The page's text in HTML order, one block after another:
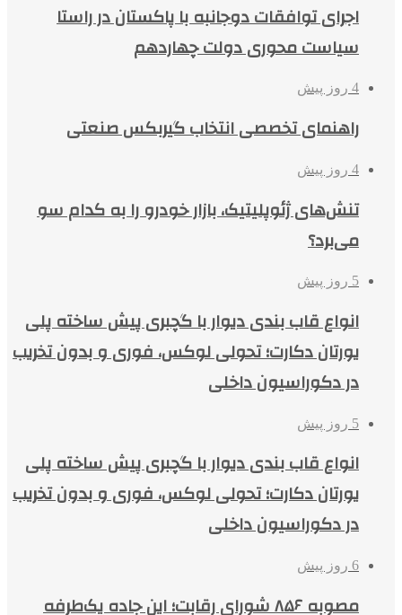
اجرای توافقات دوجانبه با پاکستان در راستا
سیاست محوری دولت چهاردهم
4 روز پیش
راهنمای تخصصی انتخاب گیربکس صنعتی
4 روز پیش
تنش‌های ژئوپلیتیک، بازار خودرو را به کدام سو
می‌برد؟
5 روز پیش
انواع قاب بندی دیوار با گچبری پیش ساخته پلی
یورتان دکارت؛ تحولی لوکس، فوری و بدون تخریب
در دکوراسیون داخلی
5 روز پیش
انواع قاب بندی دیوار با گچبری پیش ساخته پلی
یورتان دکارت؛ تحولی لوکس، فوری و بدون تخریب
در دکوراسیون داخلی
6 روز پیش
مصوبه ۸۵۶ شورای رقابت؛ این جاده یک‌طرفه